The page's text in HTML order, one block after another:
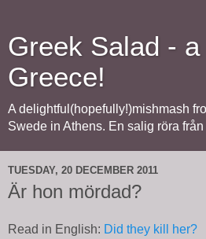
Greek Salad -
Greece!
A delightful(hopefully!)mishmash
Swede in Athens. En salig röra
TUESDAY, 20 DECEMBER 2011
Är hon mördad?
Read in English: Did they kill her?